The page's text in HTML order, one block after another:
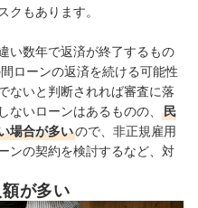
クもあります。
い数年で返済が終了するもの
ローンの返済を続ける可能性
ないと判断されれば審査に落
ないローンはあるものの、
民
場合が多いので、非正規雇用
ンの契約を検討するなど、対
が多い